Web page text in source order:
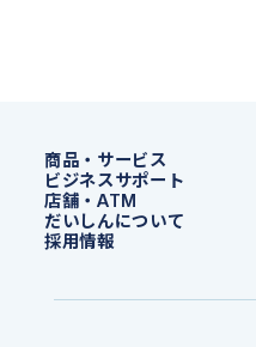
商品・サービス
ビジネスサポート
店舗・ATM
だいしんについて
採用情報